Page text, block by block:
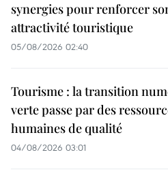
synergies pour renforcer
attractivité touristique
05/08/2026 02:40
Tourisme : la transition
verte passe par des
humaines de qualité
04/08/2026 03:01